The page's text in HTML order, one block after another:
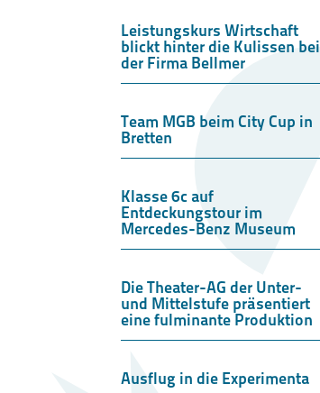
Leistungskurs Wirtschaft
blickt hinter die Kulissen bei
der Firma Bellmer
Team MGB beim City Cup in
Bretten
Klasse 6c auf
Entdeckungstour im
Mercedes-Benz Museum
Die Theater-AG der Unter-
und Mittelstufe präsentiert
eine fulminante Produktion
Ausflug in die Experimenta